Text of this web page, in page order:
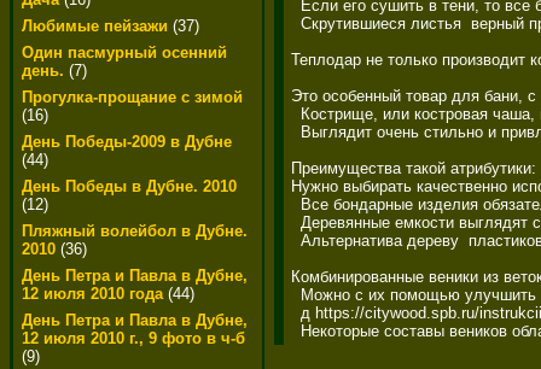
Любимые пейзажи (37)
Один пасмурный осенний
день. (7)
Прогулка-прощание с зимой
(16)
День Победы-2009 в Дубне
(44)
День Победы в Дубне. 2010
(12)
Пляжный волейбол в Дубне.
2010 (36)
День Петра и Павла в Дубне,
12 июля 2010 года(44)
День Петра и Павла в Дубне,
12 июля 2010 г., 9 фото в ч-б
(9)
Если его сушить в тени, то все
Скрутившиеся листья  верный
Теплодар не только производит
Это особенный товар для бани,
Кострище, или костровая чаша,
Выглядит очень стильно и
Преимущества такой атрибутики:
Нужно выбирать качественно
Все бондарные изделия
Деревянные емкости выглядят
Альтернатива дереву
Комбинированные веники из
Можно с их помощью улучшить
д https://citywood.spb.ru/
Некоторые составы веников